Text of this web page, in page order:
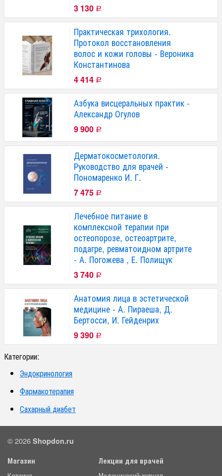
3 130 Р
Практическая трихология.
Протокол восстановления
волос и кожи головы - Вероника
Константинова
4 414 Р
Азбука висцеральных практик -
Александр Огулов
9 900 Р
Дерматокосметология.
Руководство для врачей -
Пономаренко И. Г.
7 475 Р
Лечебное питание в
комплексной терапии при
остеопорозе, остеоартрите,
подагре, ревматоидном артрите
- А. Погожева , Е. Полищук
3 740 Р
Анатомия лица в эстетической
медицине - А. Пираеша, Д.
Бертосси, И. Гейденрих
9 390 Р
Категории:
Эндокринология
Фармакотерапия
Сахарный диабет
© 2026 Shopdon.ru
Магазин
Лекции для врачей